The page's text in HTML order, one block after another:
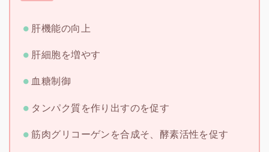
肝機能の向上
肝細胞を増やす
血糖制御
タンパク質を作り出すのを促す
筋肉グリコーゲンを合成そ、酵素活性を促す